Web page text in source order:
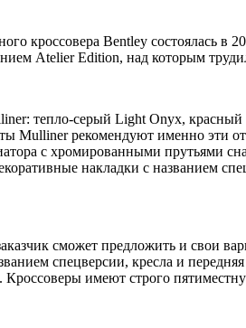
кроссовера Bentley состоялась
Atelier Edition, над которым
тепло-серый Light Onyx,
Mulliner рекомендуют именно эти
с хромированными прутьями
накладки с названием
сможет предложить и свои
спецверсии, кресла и
имеют строго